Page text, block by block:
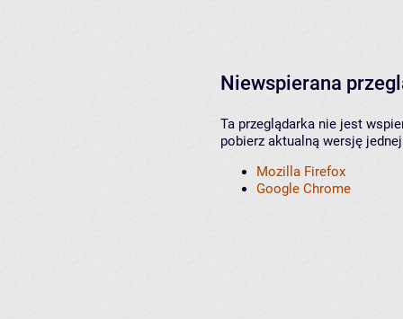
Niewspierana
Ta przeglądarka nie jest
pobierz aktualną wersję
Mozilla Firefox
Google Chrome